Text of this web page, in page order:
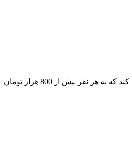
سرجمع درآمد آزادسازی قیمت بنزین وارداتی و نان، حدود 838 هزار میلیارد تومان می‌شود که دولت مکلف است ایـن پول را به صورت کالابرگ یا یارانه بین مردم تقسیم کند که به هر نفر بیش از 800 هزار تومان